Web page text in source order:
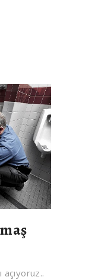
açıyoruz..